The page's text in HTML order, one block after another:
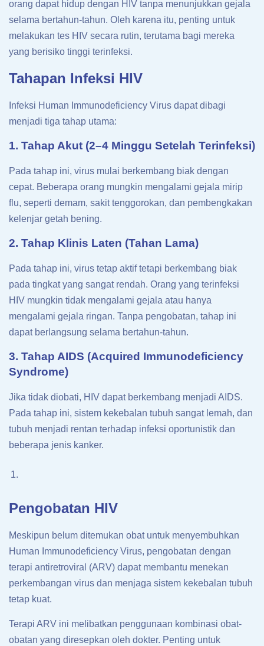
orang dapat hidup dengan HIV tanpa menunjukkan gejala
selama bertahun-tahun. Oleh karena itu, penting untuk
melakukan tes HIV secara rutin, terutama bagi mereka
yang berisiko tinggi terinfeksi.
Tahapan Infeksi HIV
Infeksi Human Immunodeficiency Virus dapat dibagi
menjadi tiga tahap utama:
1. Tahap Akut (2–4 Minggu Setelah Terinfeksi)
Pada tahap ini, virus mulai berkembang biak dengan
cepat. Beberapa orang mungkin mengalami gejala mirip
flu, seperti demam, sakit tenggorokan, dan pembengkakan
kelenjar getah bening.
2. Tahap Klinis Laten (Tahan Lama)
Pada tahap ini, virus tetap aktif tetapi berkembang biak
pada tingkat yang sangat rendah. Orang yang terinfeksi
HIV mungkin tidak mengalami gejala atau hanya
mengalami gejala ringan. Tanpa pengobatan, tahap ini
dapat berlangsung selama bertahun-tahun.
3. Tahap AIDS (Acquired Immunodeficiency
Syndrome)
Jika tidak diobati, HIV dapat berkembang menjadi AIDS.
Pada tahap ini, sistem kekebalan tubuh sangat lemah, dan
tubuh menjadi rentan terhadap infeksi oportunistik dan
beberapa jenis kanker.
Pengobatan HIV
Meskipun belum ditemukan obat untuk menyembuhkan
Human Immunodeficiency Virus, pengobatan dengan
terapi antiretroviral (ARV) dapat membantu menekan
perkembangan virus dan menjaga sistem kekebalan tubuh
tetap kuat.
Terapi ARV ini melibatkan penggunaan kombinasi obat-
obatan yang diresepkan oleh dokter. Penting untuk